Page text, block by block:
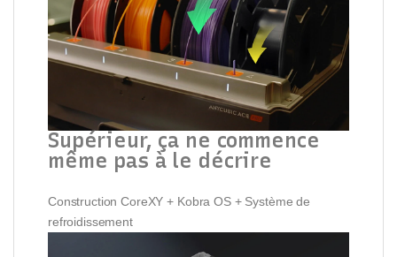
Supérieur, ça ne commence
même pas à le décrire
Construction CoreXY + Kobra OS + Système de
refroidissement